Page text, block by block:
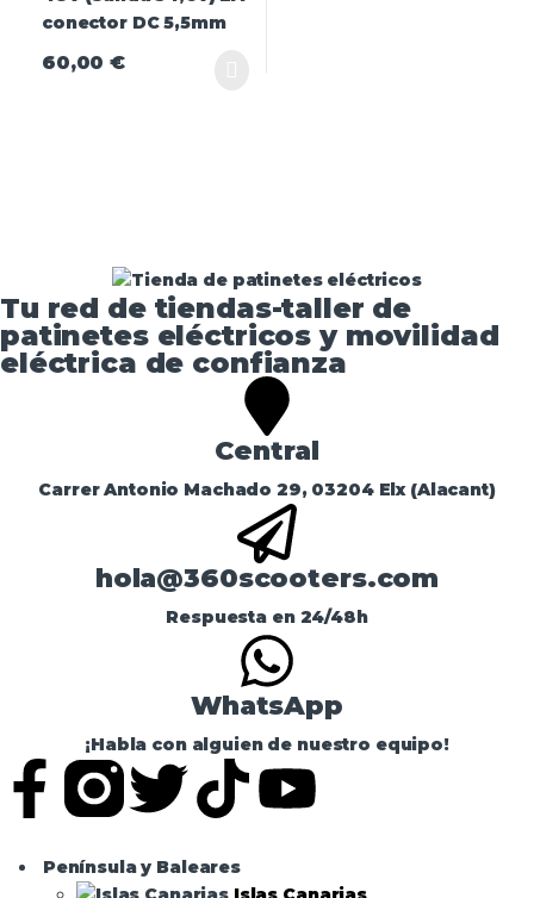
60,00€
Tu red de tiendas-taller de
patinetes eléctricos y movilidad
eléctrica de confianza​
Central
Carrer Antonio Machado 29, 03204 Elx (Alacant)
hola@360scooters.com
Respuesta en 24/48h
WhatsApp
¡Habla con alguien de nuestro equipo!
Península y Baleares